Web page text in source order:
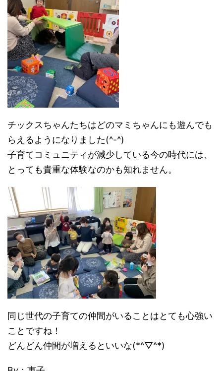
チックスちゃんたちはどのマミちゃんにも遊んでも
らえるようになりました(^-^)
子育てコミュニティが減少している今の時代には、
とっても貴重な体験なのかも知れません。
同じ世代の子育ての仲間がいることはとても心強い
ことですね！
どんどん仲間が増えるといいな(*^▽^*)